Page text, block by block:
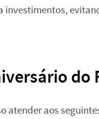
investimentos,
do
atender aos